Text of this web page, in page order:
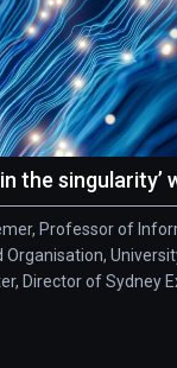
the singularity’
Professor of
Organisation,
Director of Sydney